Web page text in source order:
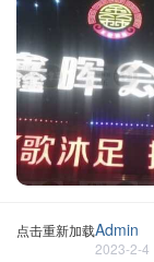
点击重新加载Admin
2023-2-4